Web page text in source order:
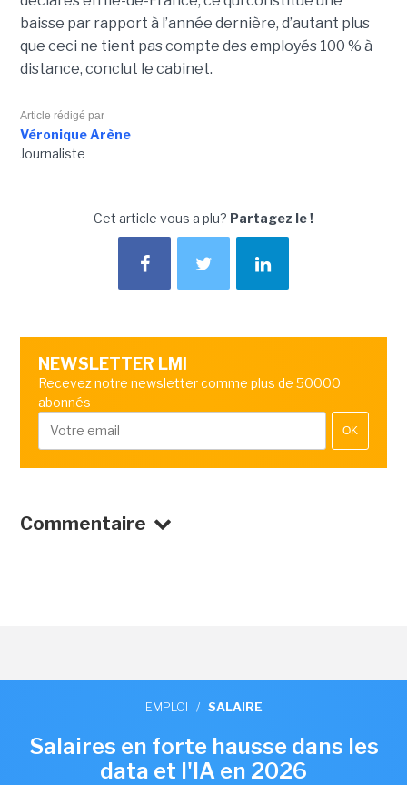
baisse par rapport à l’année dernière, d’autant plus
que ceci ne tient pas compte des employés 100 % à
distance, conclut le cabinet.
Article rédigé par
Véronique Arène
Journaliste
Cet article vous a plu? Partagez le !
NEWSLETTER LMI
Recevez notre newsletter comme plus de 50000
abonnés
OK
Commentaire
EMPLOI / SALAIRE
Salaires en forte hausse dans les
data et l'IA en 2026